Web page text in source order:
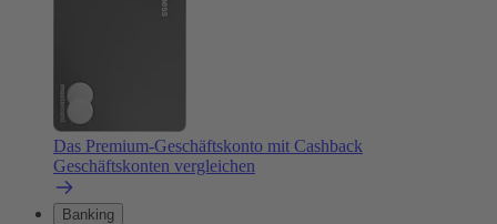
Das Premium-Geschäftskonto mit Cashback
Geschäftskonten vergleichen
Banking